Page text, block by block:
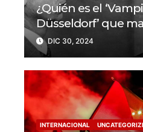
¿Quién es el
Düsseldorf’ que
sangre de sus
DIC 30, 2024
INTERNACIONAL